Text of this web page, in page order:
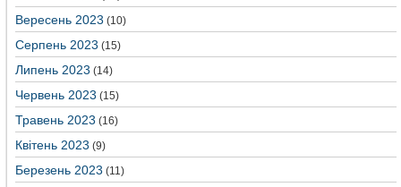
Вересень 2023 (10)
Серпень 2023 (15)
Липень 2023 (14)
Червень 2023 (15)
Травень 2023 (16)
Квітень 2023 (9)
Березень 2023 (11)